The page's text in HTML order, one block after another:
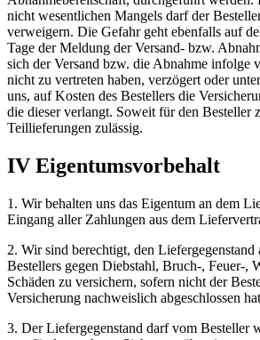
nicht wesentlichen Mangels darf der
verweigern. Die Gefahr geht ebenfalls auf
Tage der Meldung der Versand- bzw.
sich der Versand bzw. die Abnahme infolge
nicht zu vertreten haben, verzögert oder
uns, auf Kosten des Bestellers die
die dieser verlangt. Soweit für den Besteller
Teillieferungen zulässig.
IV Eigentumsvorbehalt
1. Wir behalten uns das Eigentum an dem
Eingang aller Zahlungen aus dem
2. Wir sind berechtigt, den Liefergegenstand
Bestellers gegen Diebstahl, Bruch-, Feuer-,
Schäden zu versichern, sofern nicht der
Versicherung nachweislich abgeschlossen
3. Der Liefergegenstand darf vom Besteller